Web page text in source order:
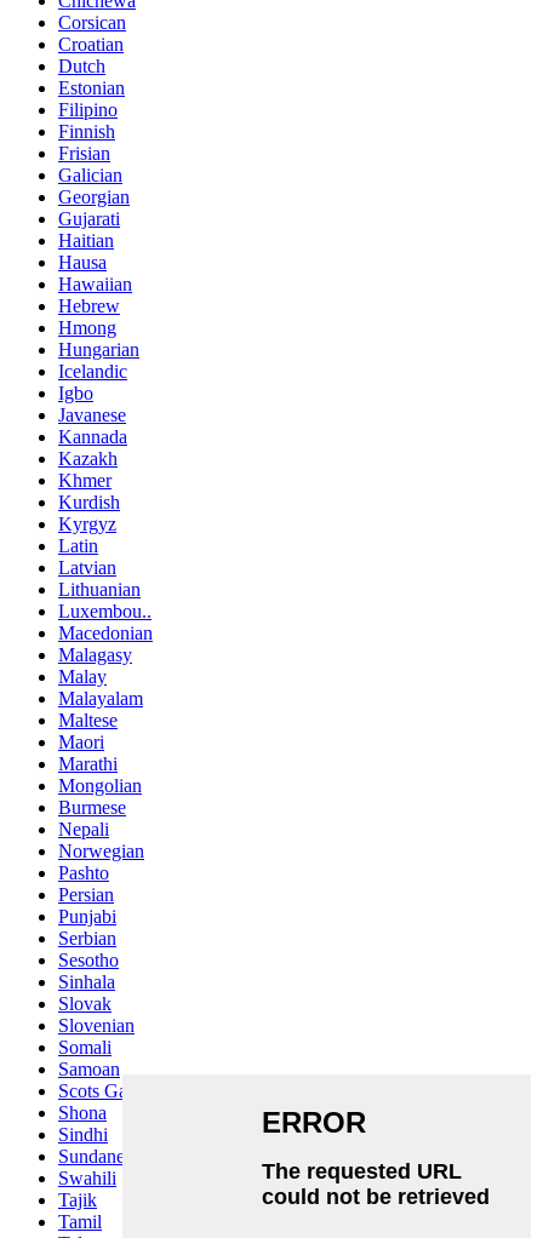
Corsican
Croatian
Dutch
Estonian
Filipino
Finnish
Frisian
Galician
Georgian
Gujarati
Haitian
Hausa
Hawaiian
Hebrew
Hmong
Hungarian
Icelandic
Igbo
Javanese
Kannada
Kazakh
Khmer
Kurdish
Kyrgyz
Latin
Latvian
Lithuanian
Luxembou..
Macedonian
Malagasy
Malay
Malayalam
Maltese
Maori
Marathi
Mongolian
Burmese
Nepali
Norwegian
Pashto
Persian
Punjabi
Serbian
Sesotho
Sinhala
Slovak
Slovenian
Somali
Samoan
Scots Gaelic
Shona
Sindhi
Sundanese
Swahili
Tajik
Tamil